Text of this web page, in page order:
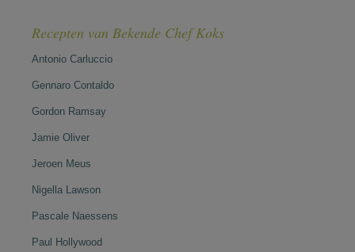
Recepten van Bekende Chef Koks
Antonio Carluccio
Gennaro Contaldo
Gordon Ramsay
Jamie Oliver
Jeroen Meus
Nigella Lawson
Pascale Naessens
Paul Hollywood